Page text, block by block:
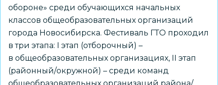
обороне» среди обучающихся начальных
классов общеобразовательных организаций
города Новосибирска. Фестиваль ГТО проходил
в три этапа: I этап (отборочный) –
в общеобразовательных организациях, II этап
(районный/окружной) – среди команд